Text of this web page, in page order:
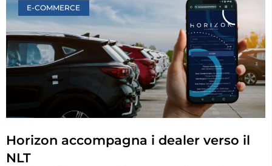
E-COMMERCE
Horizon accompagna i dealer verso il
NLT